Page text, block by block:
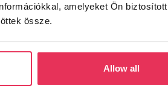
amelyeket Ön biztosított
össze.
Allow all